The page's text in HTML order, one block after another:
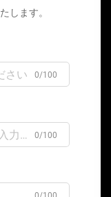
します。
0/100
0/100